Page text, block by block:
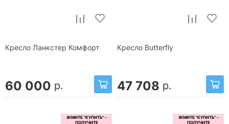
Кресло Ланкстер Комфорт
60 000 р.
Кресло Butterfly
47 708 р.